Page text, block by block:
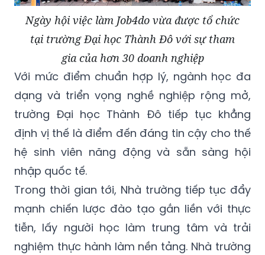
Ngày hội việc làm Job4do vừa được tổ chức
tại trường Đại học Thành Đô với sự tham
gia của hơn 30 doanh nghiệp
Với mức điểm chuẩn hợp lý, ngành học đa
dạng và triển vọng nghề nghiệp rộng mở,
trường Đại học Thành Đô tiếp tục khẳng
định vị thế là điểm đến đáng tin cậy cho thế
hệ sinh viên năng động và sẵn sàng hội
nhập quốc tế.
Trong thời gian tới, Nhà trường tiếp tục đẩy
mạnh chiến lược đào tạo gắn liền với thực
tiễn, lấy người học làm trung tâm và trải
nghiệm thực hành làm nền tảng. Nhà trường